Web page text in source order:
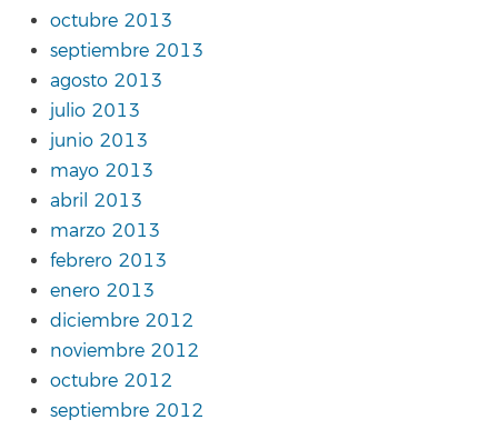
octubre 2013
septiembre 2013
agosto 2013
julio 2013
junio 2013
mayo 2013
abril 2013
marzo 2013
febrero 2013
enero 2013
diciembre 2012
noviembre 2012
octubre 2012
septiembre 2012